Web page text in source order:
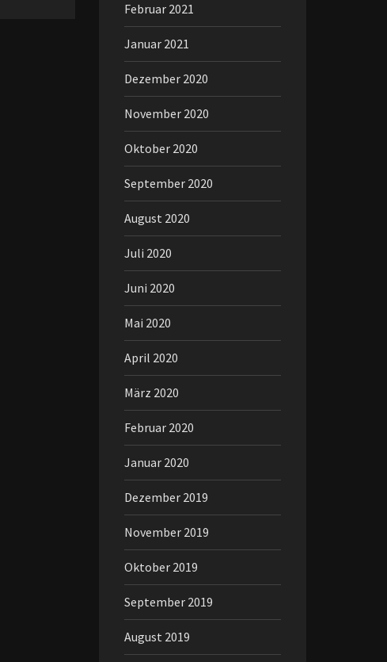
Februar 2021
Januar 2021
Dezember 2020
November 2020
Oktober 2020
September 2020
August 2020
Juli 2020
Juni 2020
Mai 2020
April 2020
März 2020
Februar 2020
Januar 2020
Dezember 2019
November 2019
Oktober 2019
September 2019
August 2019